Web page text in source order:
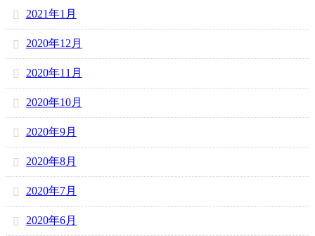
2021年1月
2020年12月
2020年11月
2020年10月
2020年9月
2020年8月
2020年7月
2020年6月